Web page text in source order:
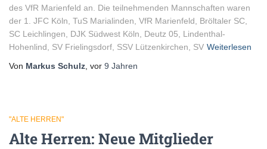
des VfR Marienfeld an. Die teilnehmenden Mannschaften waren
der 1. JFC Köln, TuS Marialinden, VfR Marienfeld, Bröltaler SC,
SC Leichlingen, DJK Südwest Köln, Deutz 05, Lindenthal-
Hohenlind, SV Frielingsdorf, SSV Lützenkirchen, SV Weiterlesen
Von Markus Schulz , vor 9 Jahren
"ALTE HERREN"
Alte Herren: Neue Mitglieder